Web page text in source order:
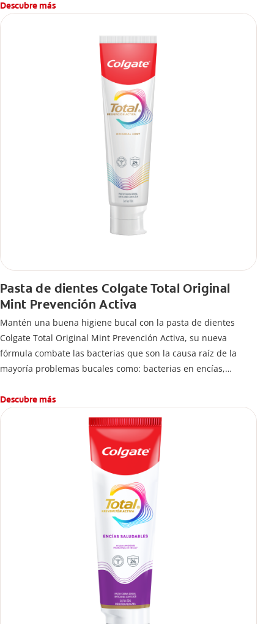
Descubre más
Pasta de dientes Colgate Total Original
Mint Prevención Activa
Mantén una buena higiene bucal con la pasta de dientes
Colgate Total Original Mint Prevención Activa, su nueva
fórmula combate las bacterias que son la causa raíz de la
mayoría problemas bucales como: bacterias en encías,
caries.
Descubre más